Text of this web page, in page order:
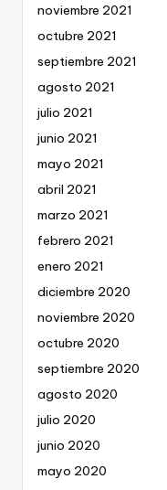
noviembre 2021
octubre 2021
septiembre 2021
agosto 2021
julio 2021
junio 2021
mayo 2021
abril 2021
marzo 2021
febrero 2021
enero 2021
diciembre 2020
noviembre 2020
octubre 2020
septiembre 2020
agosto 2020
julio 2020
junio 2020
mayo 2020